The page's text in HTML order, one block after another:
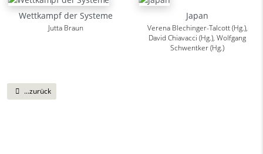
Wettkampf der Systeme
Jutta Braun
Japan
Verena Blechinger-Talcott (Hg.),
David Chiavacci (Hg.), Wolfgang
Schwentker (Hg.)
...zurück